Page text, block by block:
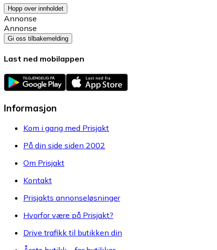
Hopp over innholdet
Annonse
Annonse
Gi oss tilbakemelding
Last ned mobilappen
Informasjon
Kom i gang med Prisjakt
På din side siden 2002
Om Prisjakt
Kontakt
Prisjakts annonseløsninger
Hvorfor være på Prisjakt?
Drive trafikk til butikken din